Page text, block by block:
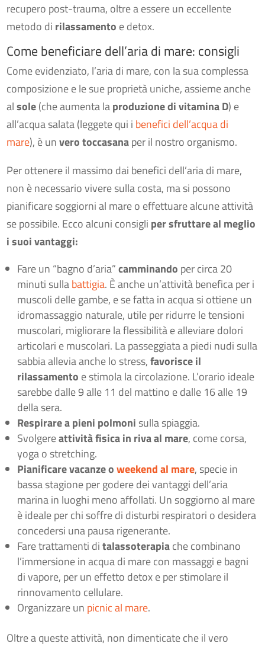
recupero post-trauma, oltre a essere un eccellente
metodo di rilassamento e detox.
Come beneficiare dell’aria di mare: consigli
Come evidenziato, l’aria di mare, con la sua complessa
composizione e le sue proprietà uniche, assieme anche
alsole(che aumenta laproduzione di vitamina D) e
all’acqua salata (leggete qui i benefici dell’acqua di
mare), è unvero toccasanaper il nostro organismo.
Per ottenere il massimo dai benefici dell’aria di mare,
non è necessario vivere sulla costa, ma si possono
pianificare soggiorni al mare o effettuare alcune attività
se possibile. Ecco alcuni consigli per sfruttare al meglio
i suoi vantaggi:
Fare un “bagno d’aria”camminando per circa 20
minuti sullabattigia. È anche un’attività benefica per i
muscoli delle gambe, e se fatta in acqua si ottiene un
idromassaggio naturale, utile per ridurre le tensioni
muscolari, migliorare la flessibilità e alleviare dolori
articolari e muscolari. La passeggiata a piedi nudi sulla
sabbia allevia anche lo stress,favorisce il
rilassamento e stimola la circolazione. L’orario ideale
sarebbe dalle 9 alle 11 del mattino e dalle 16 alle 19
della sera.
Respirare a pieni polmoni sulla spiaggia.
Svolgereattività fisica in riva al mare, come corsa,
yoga o stretching.
Pianificare vacanze oweekend al mare, specie in
bassa stagione per godere dei vantaggi dell’aria
marina in luoghi meno affollati. Un soggiorno al mare
è ideale per chi soffre di disturbi respiratori o desidera
concedersi una pausa rigenerante.
Fare trattamenti ditalassoterapiache combinano
l’immersione in acqua di mare con massaggi e bagni
di vapore, per un effetto detox e per stimolare il
rinnovamento cellulare.
Organizzare un picnic al mare.
Oltre a queste attività, non dimenticate che il vero